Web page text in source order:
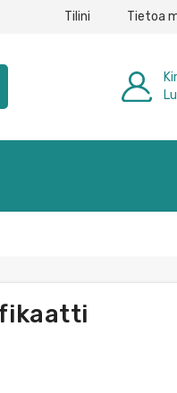
Tilini Tietoa